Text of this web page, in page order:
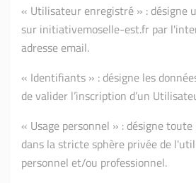
« Utilisateur enregistré » : désigne
sur initiativemoselle-est.fr par
adresse email.
« Identifiants » : désigne les
de valider l’inscription d’un
« Usage personnel » : désigne
dans la stricte sphère privée de
personnel et/ou professionnel.